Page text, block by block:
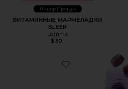
Лидер Продаж
ВИТАМИННЫЕ МАРМЕЛАДКИ
SLEEP
Lemme
$30
Favorite